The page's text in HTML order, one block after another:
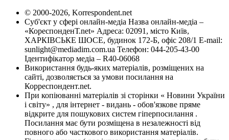
© 2000-2026, Korrespondent.net
Суб'єкт у сфері онлайн-медіа Назва онлайн-медіа –
«КореспонденТ.net» Адреса: 02091, місто Київ,
ХАРКІВСЬКЕ ШОСЕ, будинок 172-Б, офіс 208/1 E-mail:
sunlight@mediadim.com.ua Телефон: 044-205-43-00
Ідентифікатор медіа – R40-06068
Використання будь-яких матеріалів, розміщених на
сайті, дозволяється за умови посилання на
Корреспондент.net.
При копіюванні матеріалів зі сторінки « Новини України
і світу» , для інтернет - видань - обов'язкове пряме
відкрите для пошукових систем гіперпосилання .
Посилання має бути розміщена в незалежності від
повного або часткового використання матеріалів.